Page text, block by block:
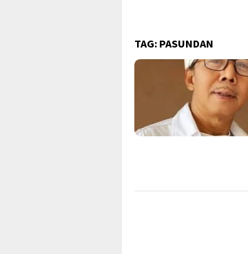
TAG: PASUNDAN